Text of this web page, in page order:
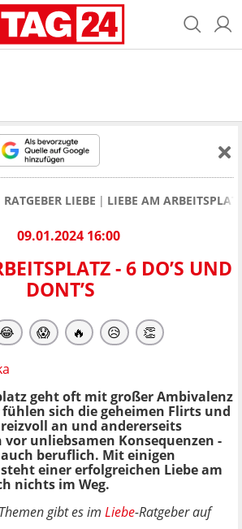
RATGEBER LIEBE LIEBE AM
09.01.2024 16:00
- 6 DO’S UND
DONT’S
😂 😱 🔥 😥 👏
geht oft mit großer Ambivalenz
sich die geheimen Flirts und
an und andererseits
unliebsamen Konsequenzen -
beruflich. Mit einigen
einer erfolgreichen Liebe am
nichts im Weg.
gibt es im Liebe-Ratgeber auf